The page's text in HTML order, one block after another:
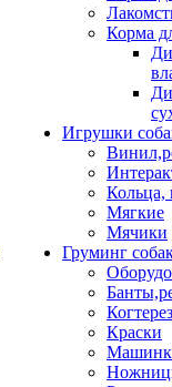
Корма
Игрушки
Кольца,
Мягкие
Мячики
Груминг
Краски